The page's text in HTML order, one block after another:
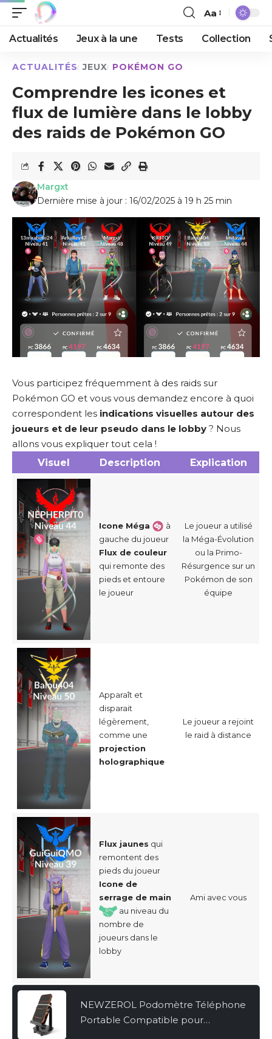
Aa
Actualités Jeux à la une Tests Collection
ACTUALITÉS JEUX POKÉMON GO
Comprendre les icones et
flux de lumière dans le lobby
des raids de Pokémon GO
Dernière mise à jour : 16/02/2025 à 19 h 25 min
Margxt
Vous participez fréquemment à des raids sur
Pokémon GO et vous vous demandez encore à quoi
correspondent les indications visuelles autour des
joueurs et de leur pseudo dans le lobby ? Nous
allons vous expliquer tout cela !
Visuel
Description Explication
Icone Méga
à
gauche du joueur
Flux de couleur
qui remonte des
pieds et entoure
le joueur
Le joueur a utilisé
la Méga-Évolution
ou la Primo-
Résurgence sur un
Pokémon de son
équipe
Apparaît et
disparait
légèrement,
comme une
projection
holographique
Le joueur a rejoint
le raid à distance
Flux jaunes qui
remontent des
pieds du joueur
Icone de
serrage de main
au niveau du
nombre de
joueurs dans le
lobby
Ami avec vous
NEWZEROL Podomètre Téléphone
Portable Compatible pour